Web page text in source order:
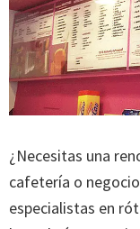
¿Necesitas una
cafetería o
especialistas en